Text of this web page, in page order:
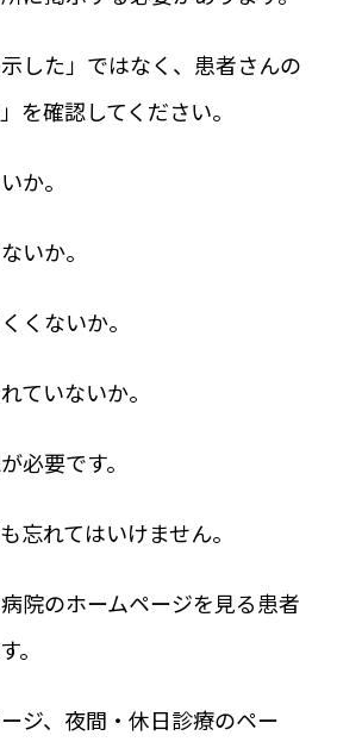
した」ではなく、患者さんの
を確認してください。
か。
いか。
くないか。
ていないか。
必要です。
忘れてはいけません。
院のホームページを見る患者
。
ジ、夜間・休日診療のペー